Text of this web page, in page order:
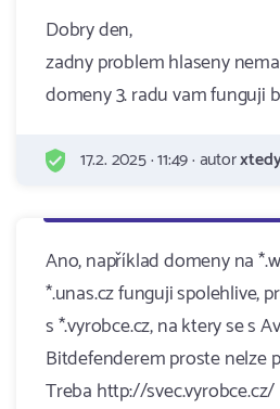
Dobry den,
zadny problem hlaseny
domeny 3. radu vam funguji
17.2. 2025 · 11:49 · autor
Ano, například domeny na
*.unas.cz funguji spolehlive,
s *.vyrobce.cz, na ktery se s
Bitdefenderem proste nelze
Treba http://svec.vyrobce.cz/